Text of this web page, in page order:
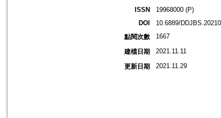
ISSN
19968000 (P)
DOI
10.6889/
點閱次數
1667
建檔日期 2021.11.11
更新日期 2021.11.29